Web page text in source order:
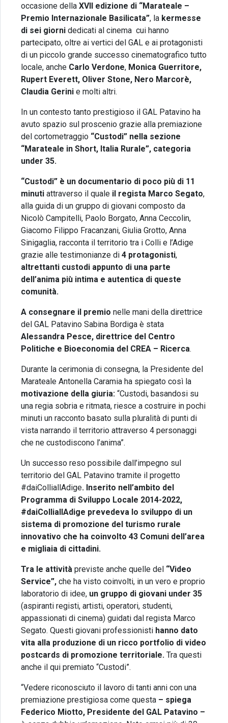
occasione della XVII edizione di “Marateale –
Premio Internazionale Basilicata”, la kermesse
di sei giorni dedicati al cinema cui hanno
partecipato, oltre ai vertici del GAL e ai protagonisti
di un piccolo grande successo cinematografico tutto
locale, anche Carlo Verdone, Monica Guerritore,
Rupert Everett, Oliver Stone, Nero Marcorè,
Claudia Gerini e molti altri.
In un contesto tanto prestigioso il GAL Patavino ha
avuto spazio sul proscenio grazie alla premiazione
del cortometraggio “Custodi” nella sezione
“Marateale in Short, Italia Rurale”, categoria
under 35.
“Custodi” è un documentario di poco più di 11
minuti attraverso il quale il regista Marco Segato,
alla guida di un gruppo di giovani composto da
Nicolò Campitelli, Paolo Borgato, Anna Ceccolin,
Giacomo Filippo Fracanzani, Giulia Grotto, Anna
Sinigaglia, racconta il territorio tra i Colli e l’Adige
grazie alle testimonianze di 4 protagonisti,
altrettanti custodi appunto di una parte
dell’anima più intima e autentica di queste
comunità.
A consegnare il premio nelle mani della direttrice
del GAL Patavino Sabina Bordiga è stata
Alessandra Pesce, direttrice del Centro
Politiche e Bioeconomia del CREA – Ricerca.
Durante la cerimonia di consegna, la Presidente del
Marateale Antonella Caramia ha spiegato così la
motivazione della giuria: “Custodi, basandosi su
una regia sobria e ritmata, riesce a costruire in pochi
minuti un racconto basato sulla pluralità di punti di
vista narrando il territorio attraverso 4 personaggi
che ne custodiscono l’anima”.
Un successo reso possibile dall’impegno sul
territorio del GAL Patavino tramite il progetto
#daiColliallAdige. Inserito nell’ambito del
Programma di Sviluppo Locale 2014-2022,
#daiColliallAdige prevedeva lo sviluppo di un
sistema di promozione del turismo rurale
innovativo che ha coinvolto 43 Comuni dell’area
e migliaia di cittadini.
Tra le attività previste anche quelle del “Video
Service”, che ha visto coinvolti, in un vero e proprio
laboratorio di idee, un gruppo di giovani under 35
(aspiranti registi, artisti, operatori, studenti,
appassionati di cinema) guidati dal regista Marco
Segato. Questi giovani professionisti hanno dato
vita alla produzione di un ricco portfolio di video
postcards di promozione territoriale. Tra questi
anche il qui premiato “Custodi”.
“Vedere riconosciuto il lavoro di tanti anni con una
premiazione prestigiosa come questa – spiega
Federico Miotto, Presidente del GAL Patavino –